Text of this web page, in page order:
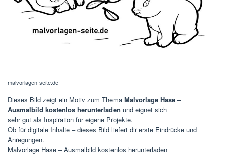
malvorlagen-seite.de
Dieses Bild zeigt ein Motiv zum Thema Malvorlage Hase –
Ausmalbild kostenlos herunterladen und eignet sich
sehr gut als Inspiration für eigene Projekte.
Ob für digitale Inhalte – dieses Bild liefert dir erste Eindrücke und
Anregungen.
Malvorlage Hase – Ausmalbild kostenlos herunterladen